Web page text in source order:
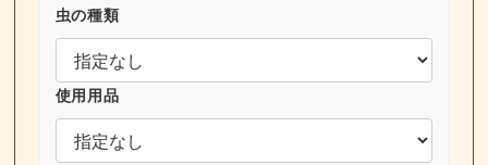
虫の種類
使用用品